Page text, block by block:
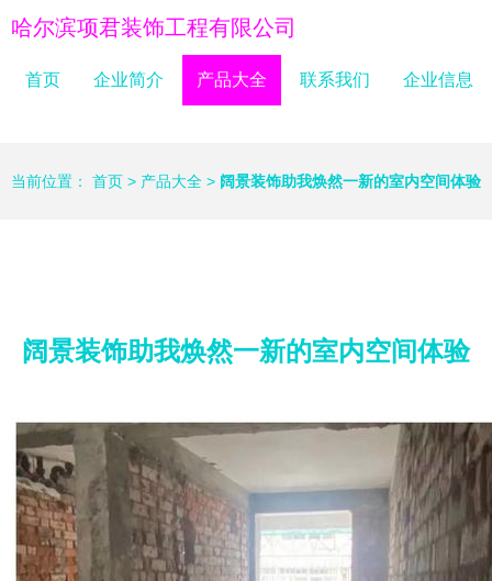
哈尔滨项君装饰工程有限公司
首页 企业简介 产品大全 联系我们 企业信息
当前位置： 首页 > 产品大全 > 阔景装饰助我焕然一新的室内空间体验
阔景装饰助我焕然一新的室内空间体验